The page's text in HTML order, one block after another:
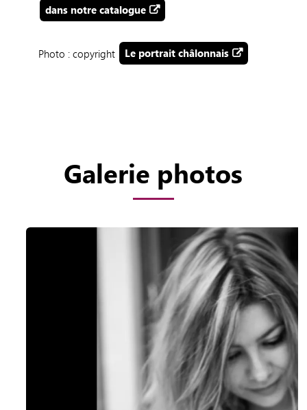
dans notre catalogue
Photo : copyright Le portrait châlonnais
Galerie photos